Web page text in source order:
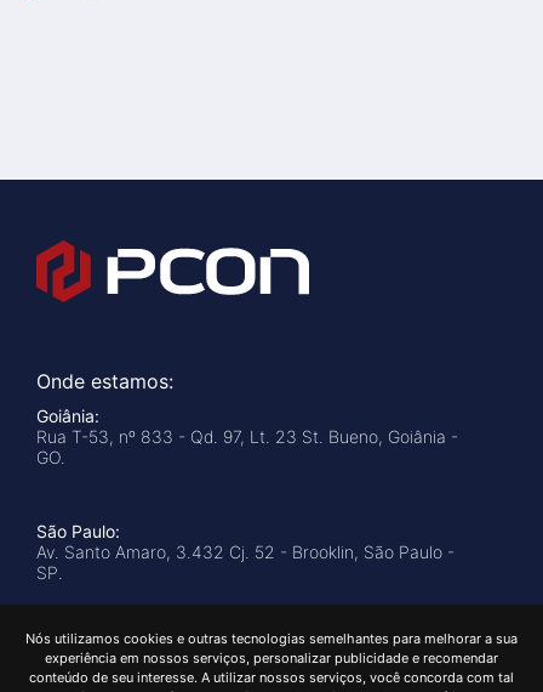
Onde estamos:
Goiânia:
Rua T-53, nº 833 - Qd. 97, Lt. 23 St. Bueno, Goiânia -
GO.
São Paulo:
Av. Santo Amaro, 3.432 Cj. 52 - Brooklin, São Paulo -
SP.
Atendimento:
(62) 3602-0664
Nós utilizamos cookies e outras tecnologias semelhantes para melhorar a sua
experiência em nossos serviços, personalizar publicidade e recomendar
conteúdo de seu interesse. A utilizar nossos serviços, você concorda com tal